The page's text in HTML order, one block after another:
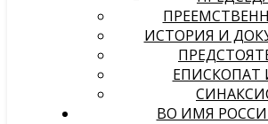
ИСТОРИЯ И
ЕПИСКОПАТ
ВО ИМЯ